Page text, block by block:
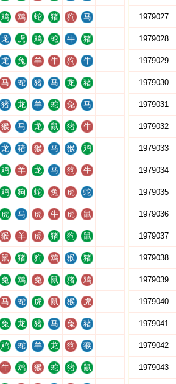
鸡 鸡 蛇 猪 狗 马
龙 虎 鸡 蛇 牛 猪
龙 兔 羊 牛 狗 牛
马 蛇 猪 马 龙 猪
猪 龙 羊 蛇 兔 马
猴 马 龙 鼠 猪 牛
龙 猪 猴 马 猴 鸡
鸡 羊 龙 马 狗 牛
鸡 狗 蛇 兔 虎 蛇
虎 马 虎 牛 虎 鼠
猴 羊 虎 猪 狗 鼠
鼠 猪 狗 鸡 猴 猪
兔 鸡 兔 鼠 猪 鸡
马 蛇 虎 鼠 猴 虎
兔 龙 猪 马 兔 猪
鸡 蛇 羊 龙 狗 猴
牛 鸡 猴 蛇 猪 鼠
1979027
1979028
1979029
1979030
1979031
1979032
1979033
1979034
1979035
1979036
1979037
1979038
1979039
1979040
1979041
1979042
1979043